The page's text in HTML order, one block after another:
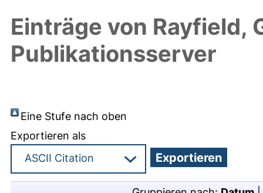
Einträge von Rayfield,
Publikationsserver
Eine Stufe nach oben
Exportieren als